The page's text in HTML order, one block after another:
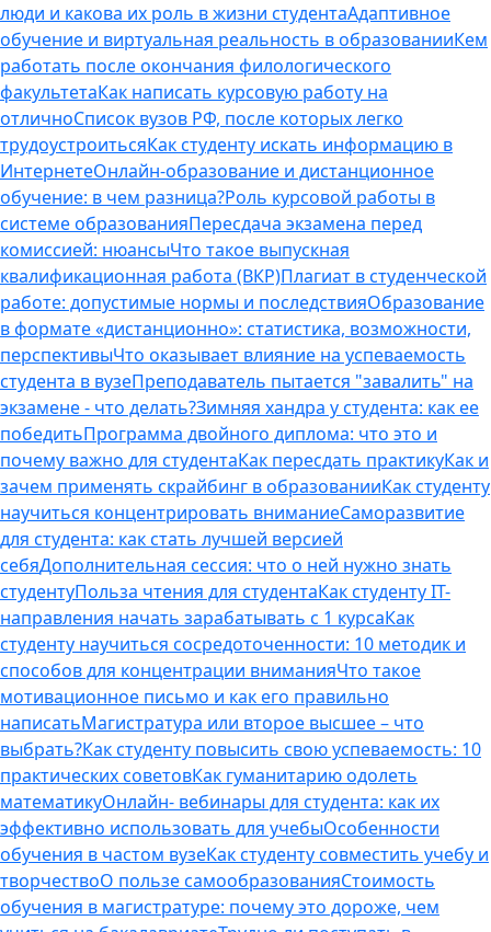
люди и какова их роль в жизни студентаАдаптивное
обучение и виртуальная реальность в образованииКем
работать после окончания филологического
факультетаКак написать курсовую работу на
отличноСписок вузов РФ, после которых легко
трудоустроитьсяКак студенту искать информацию в
ИнтернетеОнлайн-образование и дистанционное
обучение: в чем разница?Роль курсовой работы в
системе образованияПересдача экзамена перед
комиссией: нюансыЧто такое выпускная
квалификационная работа (ВКР)Плагиат в студенческой
работе: допустимые нормы и последствияОбразование
в формате «дистанционно»: статистика, возможности,
перспективыЧто оказывает влияние на успеваемость
студента в вузеПреподаватель пытается "завалить" на
экзамене - что делать?Зимняя хандра у студента: как ее
победитьПрограмма двойного диплома: что это и
почему важно для студентаКак пересдать практикуКак и
зачем применять скрайбинг в образованииКак студенту
научиться концентрировать вниманиеСаморазвитие
для студента: как стать лучшей версией
себяДополнительная сессия: что о ней нужно знать
студентуПольза чтения для студентаКак студенту IT-
направления начать зарабатывать с 1 курсаКак
студенту научиться сосредоточенности: 10 методик и
способов для концентрации вниманияЧто такое
мотивационное письмо и как его правильно
написатьМагистратура или второе высшее – что
выбрать?Как студенту повысить свою успеваемость: 10
практических советовКак гуманитарию одолеть
математикуОнлайн- вебинары для студента: как их
эффективно использовать для учебыОсобенности
обучения в частом вузеКак студенту совместить учебу и
творчествоО пользе самообразованияСтоимость
обучения в магистратуре: почему это дороже, чем